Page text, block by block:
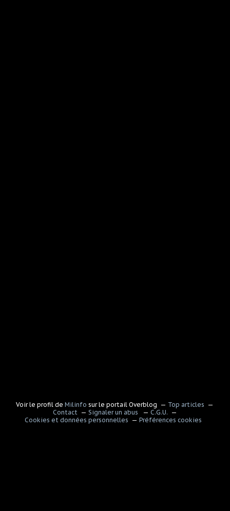
Voir le profil deMilinfo sur le portail Overblog
Top articles
Contact
Signaler un abus
C.G.U.
Cookies et données personnelles
Préférences cookies